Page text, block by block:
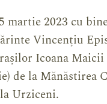
martie 2023 cu
Vincențiu
Icoana
de la Mănăstirea
Urziceni.